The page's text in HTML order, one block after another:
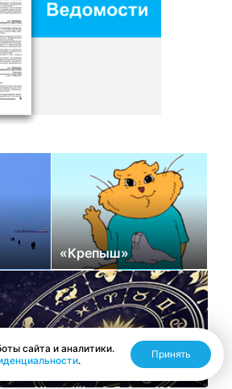
«Крепыш»
сайта и аналитики.
.
Принять